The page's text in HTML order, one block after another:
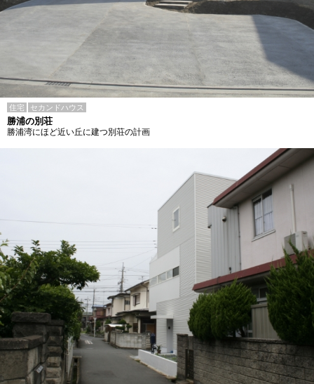
住宅 セカンドハウス
勝浦の別荘
勝浦湾にほど近い丘に建つ別荘の計画